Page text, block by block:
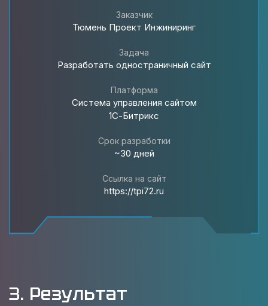
Заказчик
Тюмень Проект Инжиниринг
Задача
Разработать одностраничный сайт
Платформа
Система управления сайтом
1С-Битрикс
Срок разработки
~30 дней
Ссылка на сайт
https://tpi72.ru
3. Результат